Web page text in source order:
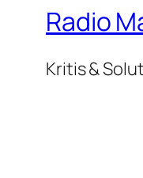
Radio
Kritis &